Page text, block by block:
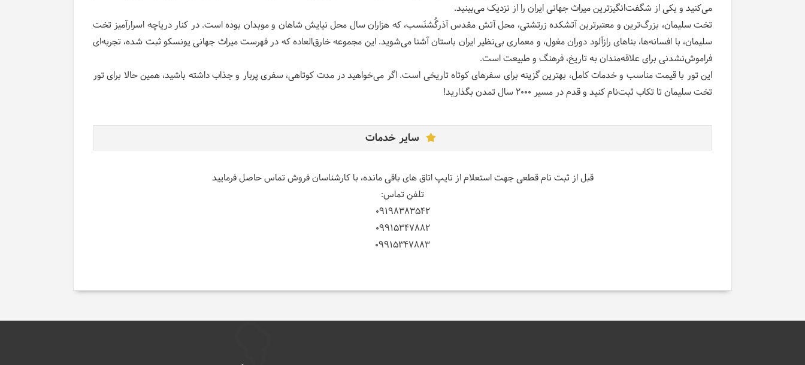
می‌کنید و یکی از شگفت‌انگیزترین میراث جهانی ایران را از نزدیک می‌بینید.
تخت سلیمان، بزرگ‌ترین و معتبرترین آتشکده زرتشتی، محل آتش مقدس آذرگُشنَسب، که هزاران سال محل نیایش شاهان و موبدان بوده است. در کنار دریاچه اسرارآمیز تخت
سلیمان، با افسانه‌ها، بناهای رازآلود دوران مغول، و معماری بی‌نظیر ایران باستان آشنا می‌شوید. این مجموعه خارق‌العاده که در فهرست میراث جهانی یونسکو ثبت شده، تجربه‌ای
فراموش‌نشدنی برای علاقه‌مندان به تاریخ، فرهنگ و طبیعت است.
این تور با قیمت مناسب و خدمات کامل، بهترین گزینه برای سفرهای کوتاه تاریخی است. اگر می‌خواهید در مدت کوتاهی، سفری پربار و جذاب داشته باشید، همین حالا برای تور
تخت سلیمان تا تکاب ثبت‌نام کنید و قدم در مسیر ۲۰۰۰ سال تمدن بگذارید!
سایر خدمات
قبل از ثبت نام قطعی جهت استعلام از تایپ اتاق های باقی مانده، با کارشناسان فروش تماس حاصل فرمایید
تلفن تماس:
09198383542
09915347882
09915347883